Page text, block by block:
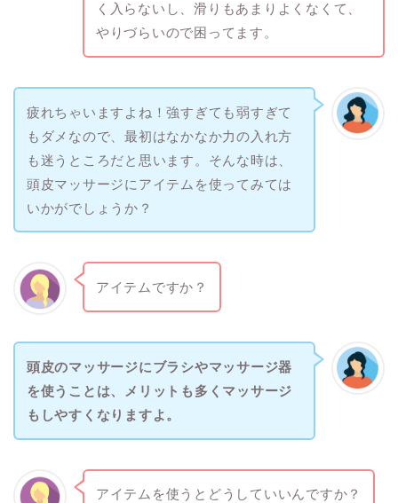
く入らないし、滑りもあまりよくなくて、
やりづらいので困ってます。
疲れちゃいますよね！強すぎても弱すぎて
もダメなので、最初はなかなか力の入れ方
も迷うところだと思います。そんな時は、
頭皮マッサージにアイテムを使ってみては
いかがでしょうか？
アイテムですか？
頭皮のマッサージにブラシやマッサージ器
を使うことは、メリットも多くマッサージ
もしやすくなりますよ。
アイテムを使うとどうしていいんですか？